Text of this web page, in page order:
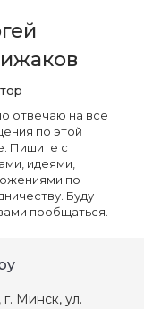
отвечаю на все
по этой
Пишите с
идеями,
по
Буду
пообщаться.
Минск, ул.